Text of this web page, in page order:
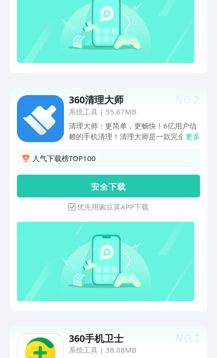
【视频清理】管理视频文件，清理视频。
【应用管理】管理手机应用，清理预装软
件，释放手机空间。
NO.2
360清理大师
系统工具| 55.67MB
清理大师：更简单，更畅快！6亿用户信
赖的手机清理！清理大师是一款完全免费
手机运行更流畅，一键清理快速解决空间
圾，手机清理更省心【手机加速】瞬间释
放手机内存，加速效果超同行【微信清
理】深度清理微信垃圾，微信聊天更流畅
【短信清理】首创智能短信分类，广告推
送轻松删【相册清理】自动筛选不美照
片，留住精彩瞬间【手机瘦身】全面分析
存储空间，垃圾无所遁形
更多
人气下载榜TOP100
安 全 下 载
优先用豌豆荚APP下载
NO.3
360手机卫士
系统工具| 38.08MB